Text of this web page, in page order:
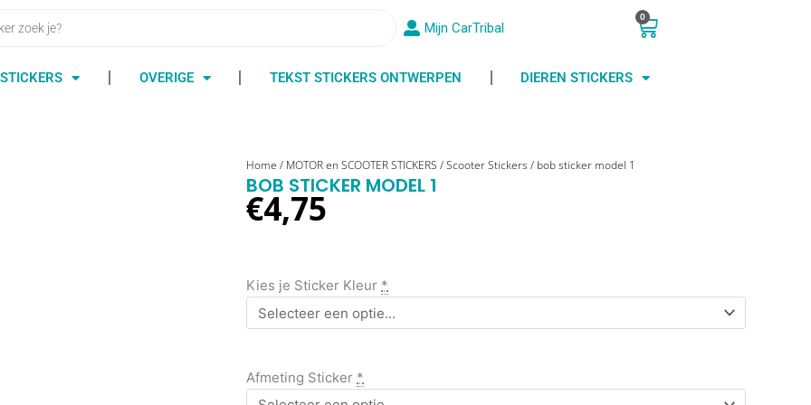
Mijn CarTribal
0
Winkelwagen
OVERIGE TEKST STICKERS ONTWERPEN DIEREN STICKERS
Home / MOTOR en SCOOTER STICKERS /Scooter Stickers / bob sticker model 1
BOB STICKER MODEL 1
€4,75
Kies je Sticker Kleur *
Afmeting Sticker *
bob
sticker
model